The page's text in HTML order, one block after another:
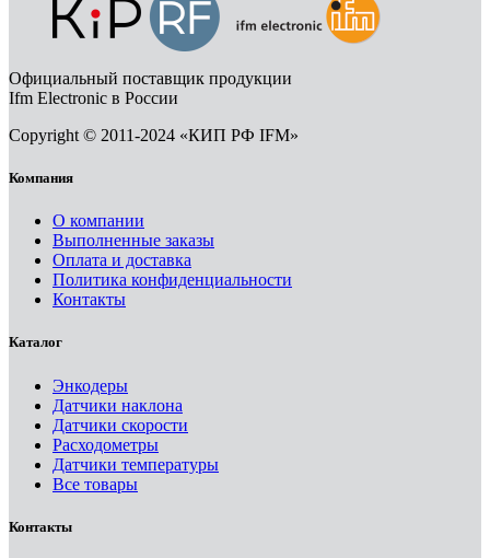
Официальный поставщик продукции
Ifm Electronic в России
Copyright © 2011-2024 «КИП РФ IFM»
Компания
О компании
Выполненные заказы
Оплата и доставка
Политика конфиденциальности
Контакты
Каталог
Энкодеры
Датчики наклона
Датчики скорости
Расходометры
Датчики температуры
Все товары
Контакты